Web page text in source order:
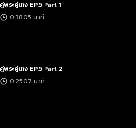
คู่พระคู่นาง EP.5 Part 1
0:38:05 นาที
คู่พระคู่นาง EP.5 Part 2
0:25:07 นาที